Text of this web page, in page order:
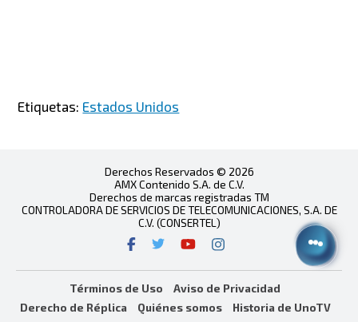
Etiquetas: Estados Unidos
Derechos Reservados © 2026
AMX Contenido S.A. de C.V.
Derechos de marcas registradas TM
CONTROLADORA DE SERVICIOS DE TELECOMUNICACIONES, S.A. DE
C.V. (CONSERTEL)
Términos de Uso
Aviso de Privacidad
Derecho de Réplica
Quiénes somos
Historia de UnoTV